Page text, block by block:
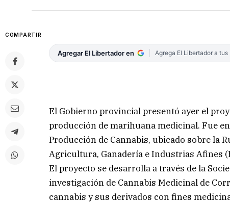
COMPARTIR
Agregar El Libertador en Agrega El Libertador a
El Gobierno provincial presentó ayer el
producción de marihuana medicinal. Fue
Producción de Cannabis, ubicado sobre la
Agricultura, Ganadería e Industrias Afines
El proyecto se desarrolla a través de la
investigación de Cannabis Medicinal de
cannabis y sus derivados con fines